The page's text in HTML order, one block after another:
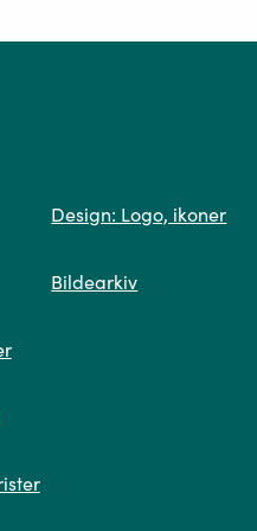
relevante
Design: Logo, ikoner
Bildearkiv